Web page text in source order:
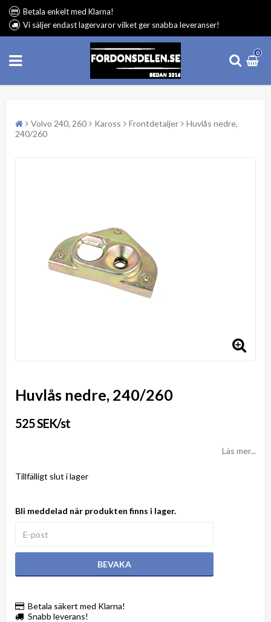
Betala enkelt med Klarna!
Vi säljer endast lagervaror vilket ger snabba leveranser!
0
Volvo 240, 260 Kaross Frontdetaljer
Huvlås nedre,
240/260
Huvlås nedre, 240/260
525 SEK/st
Läs mer...
Tillfälligt slut i lager
Bli meddelad när produkten finns i lager.
BEVAKA
Betala säkert med Klarna!
Snabb leverans!